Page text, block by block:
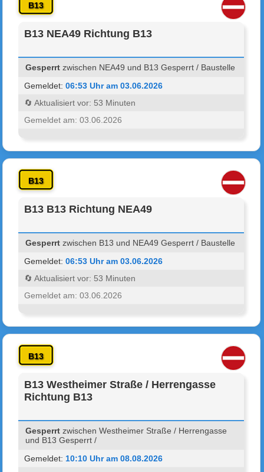
B13
B13 NEA49 Richtung B13
Gesperrt zwischen NEA49 und B13 Gesperrt / Baustelle
Gemeldet:06:53 Uhr am 03.06.2026
🔄 Aktualisiert vor: 53 Minuten
Gemeldet am: 03.06.2026
B13
B13 B13 Richtung NEA49
Gesperrt zwischen B13 und NEA49 Gesperrt / Baustelle
Gemeldet:06:53 Uhr am 03.06.2026
🔄 Aktualisiert vor: 53 Minuten
Gemeldet am: 03.06.2026
B13
B13 Westheimer Straße / Herrengasse
Richtung B13
Gesperrt zwischen Westheimer Straße / Herrengasse
und B13 Gesperrt /
Gemeldet: 10:10 Uhr am 08.08.2026